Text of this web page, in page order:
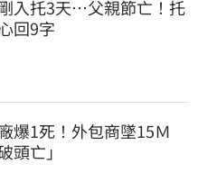
入托3天…父親節亡！托
回9字
爆1死！外包商墜15Ｍ
頭亡」